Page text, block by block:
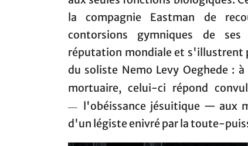
la compagnie Eastman de
contorsions gymniques de
réputation mondiale et s'illustrent
du soliste Nemo Levy Oeghede :
mortuaire, celui-ci répond
—
l'obéissance jésuitique — aux
d'un légiste enivré par la toute-